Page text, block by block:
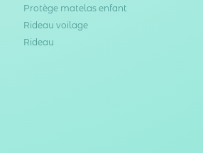
Protège matelas enfant
Rideau voilage
Rideau